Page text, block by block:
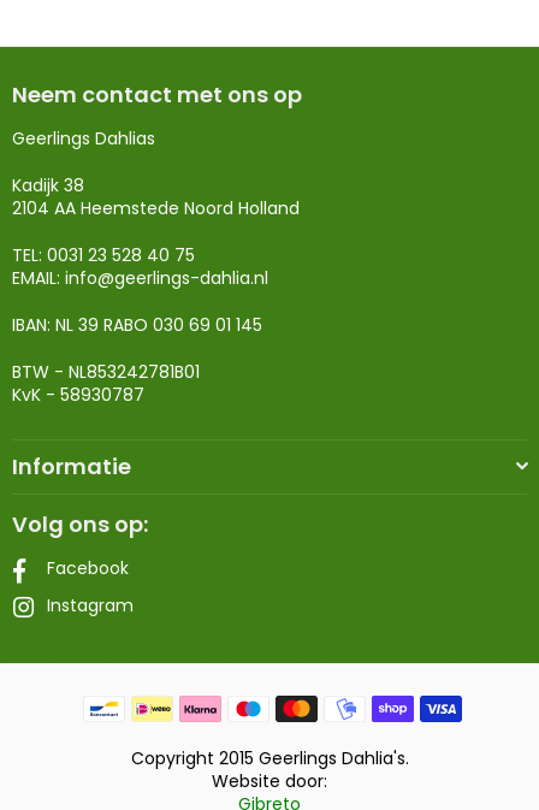
Neem contact met ons op
Geerlings Dahlias
Kadijk 38
2104 AA Heemstede Noord Holland
TEL: 0031 23 528 40 75
EMAIL: info@geerlings-dahlia.nl
IBAN: NL 39 RABO 030 69 01 145
BTW - NL853242781B01
KvK - 58930787
Informatie
Volg ons op:
Facebook
Instagram
Copyright 2015 Geerlings Dahlia's.
Website door:
Gibreto